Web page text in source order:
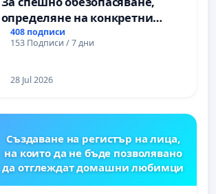
определяне на конкретни
срокове и извършване на
цялостна рехабилитация на
пътен възел АМ „Тракия“ - гр.
Момин проход
408 подписи
153 Подписи / 7 дни
28 Jul 2026
Създаване на регистър на лица,
на които да не бъде позволявано
да отглеждат домашни любимци